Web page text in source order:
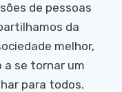
de pessoas
da
melhor,
a se tornar um
para todos.